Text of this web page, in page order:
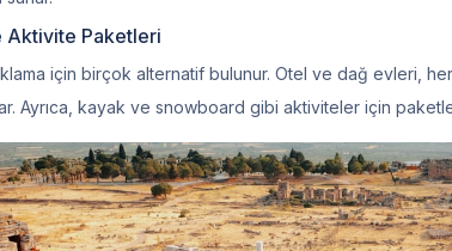
Aktivite Paketleri
için birçok alternatif bulunur. Otel ve dağ evleri,
Ayrıca, kayak ve snowboard gibi aktiviteler için